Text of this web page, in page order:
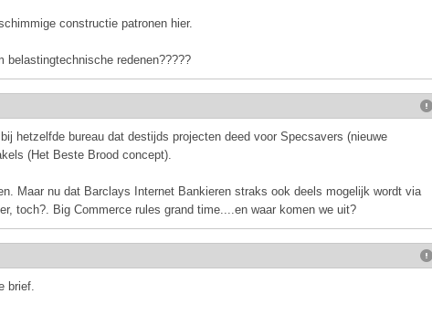
constructie patronen hier.
redenen?????
hetzelfde bureau dat destijds projecten deed voor Specsavers (nieuwe
(Het Beste Brood concept).
Maar nu dat Barclays Internet Bankieren straks ook deels mogelijk wordt via
toch?. Big Commerce rules grand time....en waar komen we uit?
brief.